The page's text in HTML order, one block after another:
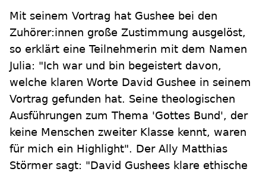
Mit seinem Vortrag hat Gushee bei den
Zuhörer:innen große Zustimmung ausgelöst,
so erklärt eine Teilnehmerin mit dem Namen
Julia: "Ich war und bin begeistert davon,
welche klaren Worte David Gushee in seinem
Vortrag gefunden hat. Seine theologischen
Ausführungen zum Thema 'Gottes Bund', der
keine Menschen zweiter Klasse kennt, waren
für mich ein Highlight". Der Ally Matthias
Störmer sagt: "David Gushees klare ethische